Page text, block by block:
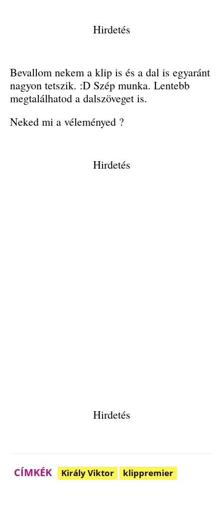
Hirdetés
Bevallom nekem a klip is és a dal is egyaránt
nagyon tetszik. :D Szép munka. Lentebb
megtalálhatod a dalszöveget is.
Neked mi a véleményed ?
Hirdetés
Hirdetés
CÍMKÉK Király Viktor klippremier